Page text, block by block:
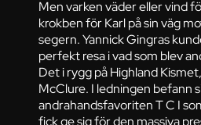
Men varken väder eller vind
krokben för Karl på sin väg
segern. Yannick Gingras
perfekt resa i vad som blev
Det i rygg på Highland
McClure. I ledningen befann
andrahandsfavoriten T C I
fick ge sig för den massiva